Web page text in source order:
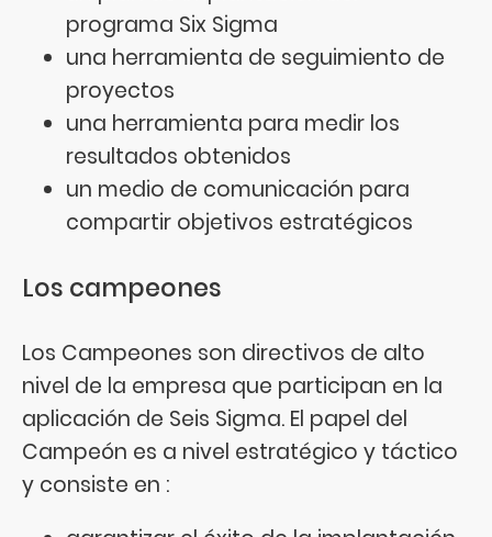
programa Six Sigma
una herramienta de seguimiento de
proyectos
una herramienta para medir los
resultados obtenidos
un medio de comunicación para
compartir objetivos estratégicos
Los campeones
Los Campeones son directivos de alto
nivel de la empresa que participan en la
aplicación de Seis Sigma. El papel del
Campeón es a nivel estratégico y táctico
y consiste en :